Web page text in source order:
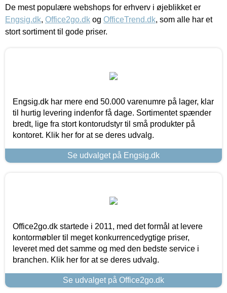
De mest populære webshops for erhverv i øjeblikket er
Engsig.dk, Office2go.dk og OfficeTrend.dk, som alle har et
stort sortiment til gode priser.
Engsig.dk har mere end 50.000 varenumre på lager, klar
til hurtig levering indenfor få dage. Sortimentet spænder
bredt, lige fra stort kontorudstyr til små produkter på
kontoret. Klik her for at se deres udvalg.
Se udvalget på Engsig.dk
Office2go.dk startede i 2011, med det formål at levere
kontormøbler til meget konkurrencedygtige priser,
leveret med det samme og med den bedste service i
branchen. Klik her for at se deres udvalg.
Se udvalget på Office2go.dk